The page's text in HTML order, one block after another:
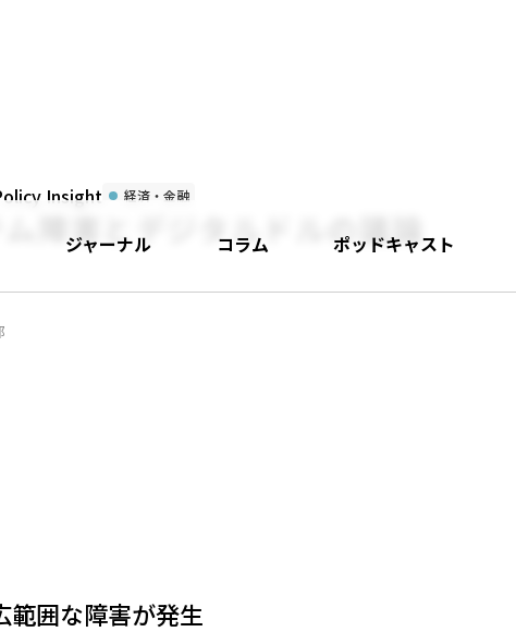
ジャーナル コラム ポッドキャスト
Insight 経済・金融
障害とデジタルドルの議論
範囲な障害が発生